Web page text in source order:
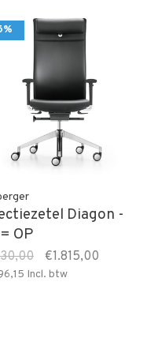
Diagon -
OP
€1.815,00
Incl. btw